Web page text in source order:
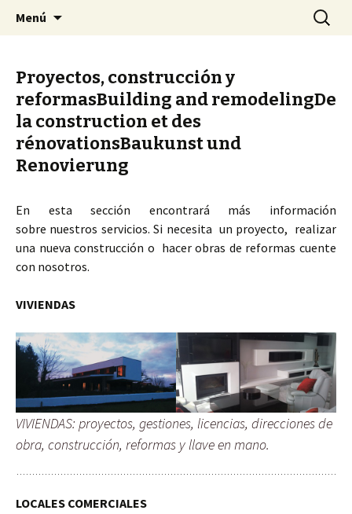
Arquitectura construcción y
reformas sostenibles a
medida. Construimos
adaptados a ti a tu entorno.
Realizamos la obra de tus
sueños y ahorrarás energía.
Arquitectura construcción y reformas
sostenibles a medida. Construimos
obra de tus sueños y ahorrarás energía.
Menú Buscar:
Proyectos, construcción y
reformasBuilding and remodelingDe
la construction et des
rénovationsBaukunst und
Renovierung
En esta sección encontrará más información
sobre nuestros servicios. Si necesita un proyecto, realizar
una nueva construcción o hacer obras de reformas cuente
con nosotros.
VIVIENDAS
VIVIENDAS: proyectos, gestiones, licencias, direcciones de
obra, construcción, reformas y llave en mano.
LOCALES COMERCIALES